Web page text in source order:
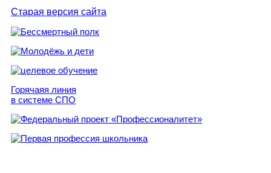
Старая версия сайта
Горячаяя линия
в системе СПО